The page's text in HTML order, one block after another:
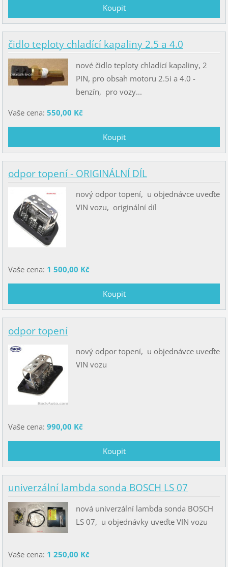
čidlo teploty chladící kapaliny 2.5 a 4.0
nové čidlo teploty chladící kapaliny, 2
PIN, pro obsah motoru 2.5i a 4.0 -
benzín, pro vozy...
Vaše cena: 550,00 Kč
odpor topení - ORIGINÁLNÍ DÍL
nový odpor topení, u objednávce uveďte
VIN vozu, originální díl
Vaše cena: 1 500,00 Kč
odpor topení
nový odpor topení, u objednávce uveďte
VIN vozu
Vaše cena: 990,00 Kč
univerzální lambda sonda BOSCH LS 07
nová univerzální lambda sonda BOSCH
LS 07, u objednávky uveďte VIN vozu
Vaše cena: 1 250,00 Kč